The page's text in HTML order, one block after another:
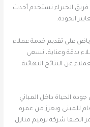
فريق الخبراء نستخدم أحدث
الجودة.
على تقديم خدمة عملاء
بدقة وعناية، نسعى
عن النتائج النهائية.
الحياة داخل المباني
للمبنى ويعزز من عمره
الصفا شركة ترميم منازل